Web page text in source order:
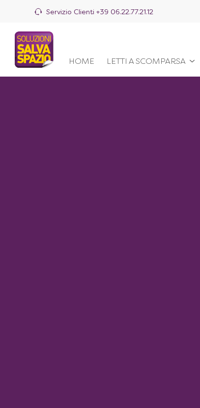
Servizio Clienti +39 06.22.77.21.12
HOME LETTI A SCOMPARSA